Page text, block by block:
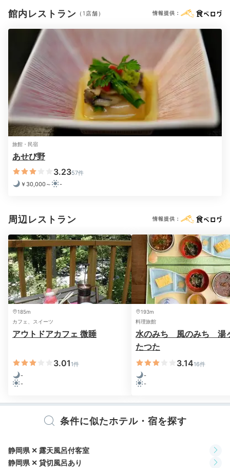
猫越川のすぐ側に設けられた大浴場「世古の湯」では、
美人湯ともいわれる自家源泉を楽しめます。秋には紅葉
が見え、心身ともにリフレッシュできますよ。
クセのない温泉で入りやすく、お肌がツルツルになりました。スキ
ンケア用品がほとんど揃っていたのも嬉しかったです。
Dinner
18:40
心がときめく
独創的な料理を堪能
※設備・アメニティは、確認が取れている情報を表示しています。
館内レストラン （1店舗） 情報提供：
旅館・民宿
あせび野
3.2357件
￥30,000～
-
周辺レストラン 情報提供：
185m
カフェ、スイーツ
アウトドアカフェ 微睡
3.011件
-
-
193m
料理旅館
水のみち 風のみち
たつた
3.1416件
-
-
条件に似たホテル・宿を探す
静岡県 ✕ 露天風呂付客室
静岡県 ✕ 貸切風呂あり